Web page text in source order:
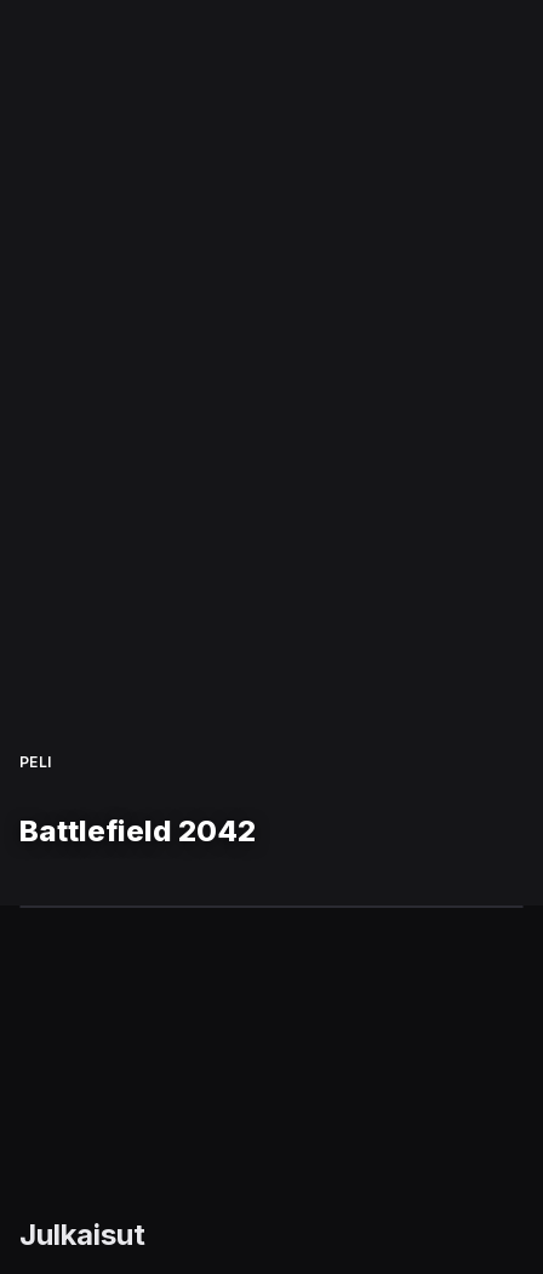
PELI
Battlefield 2042
Julkaisut